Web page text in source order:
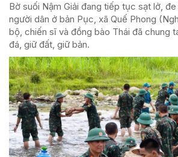
Bờ suối Nậm Giải đang tiếp tục sạt lở,
người dân ở bản Pục, xã Quế Phong
bộ, chiến sĩ và đồng bào Thái đã chung
đá, giữ đất, giữ bản.